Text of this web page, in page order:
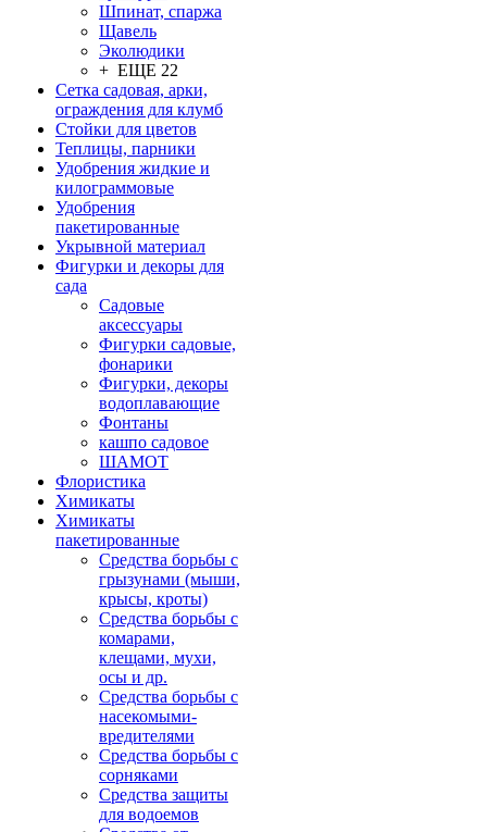
Шпинат, спаржа
Щавель
Эколюдики
+ ЕЩЕ 22
Сетка садовая, арки,
ограждения для клумб
Стойки для цветов
Теплицы, парники
Удобрения жидкие и
килограммовые
Удобрения
пакетированные
Укрывной материал
Фигурки и декоры для
сада
Садовые
аксессуары
Фигурки садовые,
фонарики
Фигурки, декоры
водоплавающие
Фонтаны
кашпо садовое
ШАМОТ
Флористика
Химикаты
Химикаты
пакетированные
Средства борьбы с
грызунами (мыши,
крысы, кроты)
Средства борьбы с
комарами,
клещами, мухи,
осы и др.
Средства борьбы с
насекомыми-
вредителями
Средства борьбы с
сорняками
Средства защиты
для водоемов